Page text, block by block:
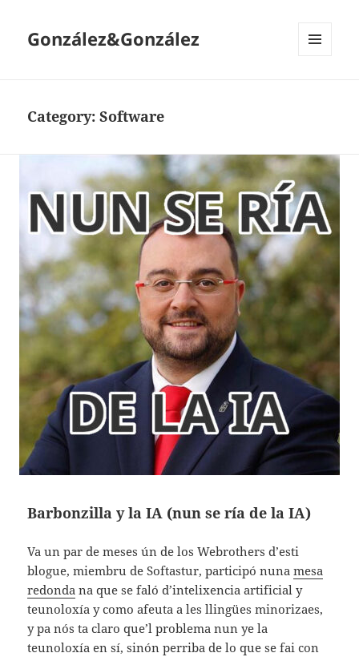
González&González
Category:Software
Barbonzilla y la IA (nun se ría de la IA)
Va un par de meses ún de los Webrothers d’esti
blogue, miembru de Softastur, participó nunamesa
redonda na que se faló d’intelixencia artificial y
teunoloxía y como afeuta a les llingües minorizaes,
y pa nós ta claro que’l problema nun ye la
teunoloxía en sí, sinón perriba de lo que se fai con